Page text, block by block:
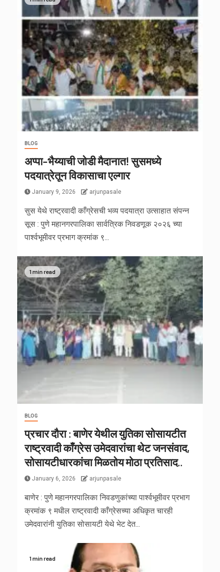
BLOG
अप्पा–भैय्याची जोडी मैदानात! सुसमध्ये
पदयात्रेतून विकासाचा एल्गार
January 9, 2026 arjunpasale
सुस येथे राष्ट्रवादी काँग्रेसची भव्य पदयात्रा उत्साहात संपन्न
सूस : पुणे महानगरपालिका सार्वत्रिक निवडणूक २०२६ च्या
पार्श्वभूमीवर प्रभाग क्रमांक ९...
1 min read
BLOG
प्रचार दौरा : बाणेर येथील युतिका सोसायटीत
राष्ट्रवादी काँग्रेस उमेदवारांचा थेट जनसंवाद,
सोसायटीधारकांचा मिळतोय मोठा प्रतिसाद..
January 6, 2026 arjunpasale
बाणेर : पुणे महानगरपालिका निवडणुकांच्या पार्श्वभूमीवर प्रभाग
क्रमांक ९ मधील राष्ट्रवादी काँग्रेसच्या अधिकृत चारही
उमेदवारांनी युतिका सोसायटी येथे भेट देत...
1 min read